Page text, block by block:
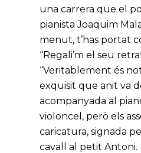
una carrera que el
pianista Joaquim
menut, t’has portat
“Regali’m el seu
“Veritablement és
exquisit que anit va
acompanyada al
violoncel, però els
caricatura, signada
cavall al petit Antoni.